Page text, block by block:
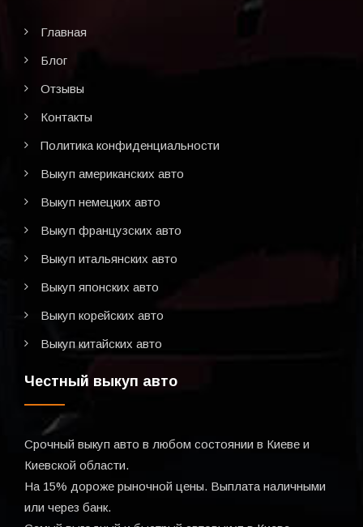
Главная
Блог
Отзывы
Контакты
Политика конфиденциальности
Выкуп американских авто
Выкуп немецких авто
Выкуп французских авто
Выкуп итальянских авто
Выкуп японских авто
Выкуп корейских авто
Выкуп китайских авто
Честный выкуп авто
Срочный выкуп авто в любом состоянии в Киеве и
Киевской области.
На 15% дороже рыночной цены. Выплата наличными
или через банк.